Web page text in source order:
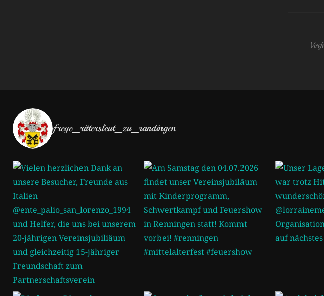
freye_rittersleut_zu_randingen